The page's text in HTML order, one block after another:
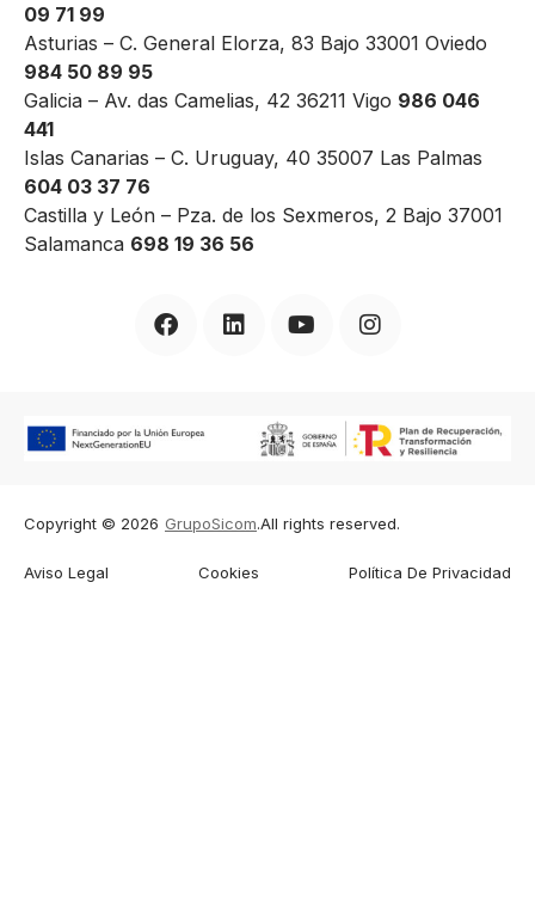
09 71 99
Asturias – C. General Elorza, 83 Bajo 33001 Oviedo
984 50 89 95
Galicia – Av. das Camelias, 42 36211 Vigo 986 046
441
Islas Canarias – C. Uruguay, 40 35007 Las Palmas
604 03 37 76
Castilla y León – Pza. de los Sexmeros, 2 Bajo 37001
Salamanca 698 19 36 56
Copyright © 2026 GrupoSicom.All rights reserved.
Aviso Legal Cookies Política De Privacidad